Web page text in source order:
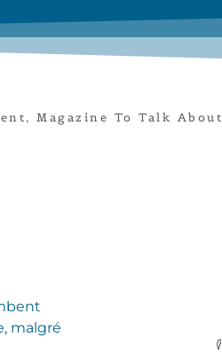
, Magazine To Talk About
malgré